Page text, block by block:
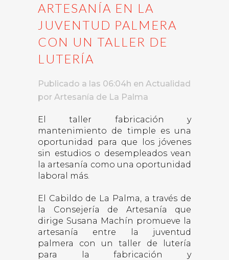
ARTESANÍA EN LA
JUVENTUD PALMERA
CON UN TALLER DE
LUTERÍA
Publicado a las 06:04h en Actualidad
por Artesanía de La Palma
El taller fabricación y
mantenimiento de timple es una
oportunidad para que los jóvenes
sin estudios o desempleados vean
la artesanía como una oportunidad
laboral más.
El Cabildo de La Palma, a través de
la Consejería de Artesanía que
dirige Susana Machín promueve la
artesanía entre la juventud
palmera con un taller de lutería
para la fabricación y